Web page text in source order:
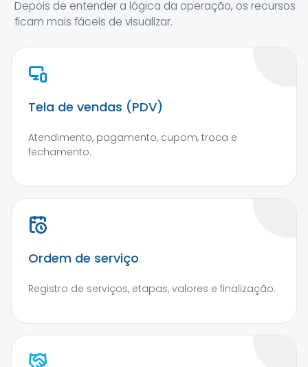
Depois de entender a lógica da operação, os recursos
ficam mais fáceis de visualizar.
Tela de vendas (PDV)
Atendimento, pagamento, cupom, troca e
fechamento.
Ordem de serviço
Registro de serviços, etapas, valores e finalização.